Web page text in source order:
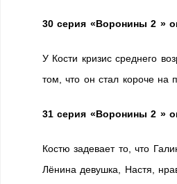
30 серия «Воронины 2 »
У Кости кризис среднего
том, что он стал короче на
31 серия «Воронины 2 »
Костю задевает то, что
Лёнина девушка, Настя,